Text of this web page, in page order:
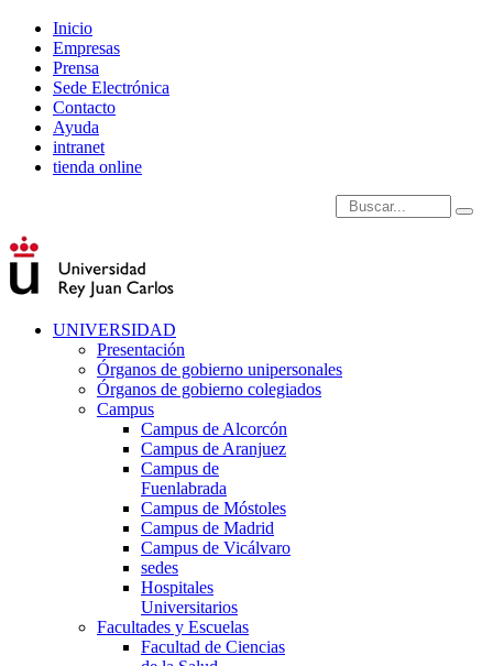
Inicio
Empresas
Prensa
Sede Electrónica
Contacto
Ayuda
intranet
tienda online
Introduce términos de
UNIVERSIDAD
Presentación
Órganos de gobierno unipersonales
Órganos de gobierno colegiados
Campus
Campus de Alcorcón
Campus de Aranjuez
Campus de
Fuenlabrada
Campus de Móstoles
Campus de Madrid
Campus de Vicálvaro
sedes
Hospitales
Universitarios
Facultades y Escuelas
Facultad de Ciencias